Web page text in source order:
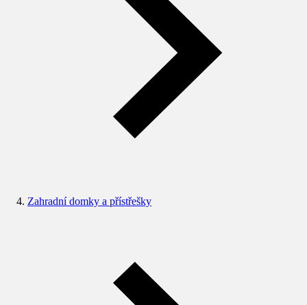
Zahradní domky a přístřešky